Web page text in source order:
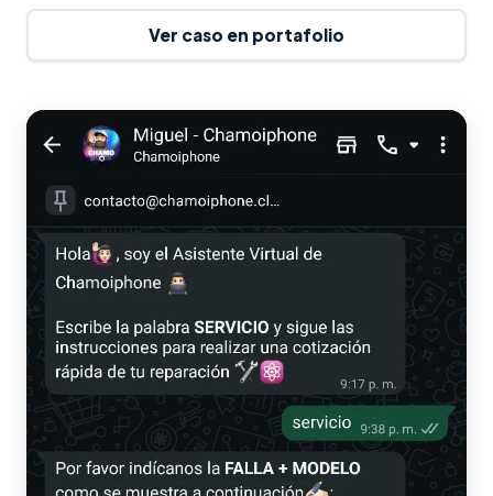
Ver caso en portafolio